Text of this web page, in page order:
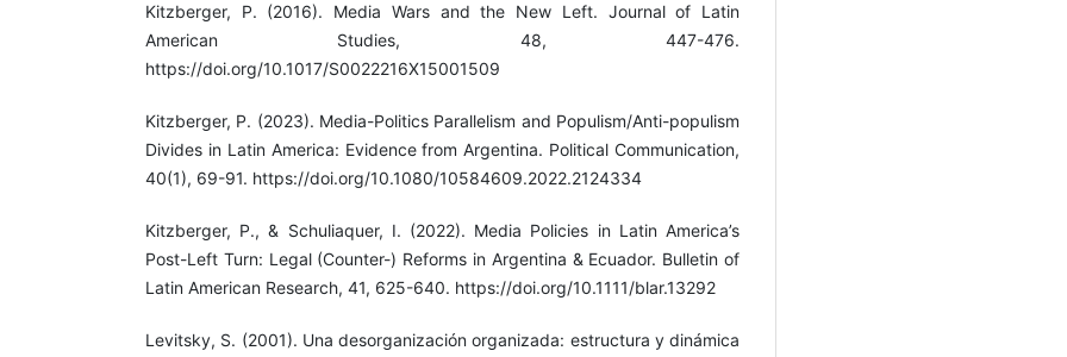
Kitzberger, P. (2016). Media Wars and the New Left. Journal of Latin
American Studies, 48, 447-476.
https://doi.org/10.1017/S0022216X15001509
Kitzberger, P. (2023). Media-Politics Parallelism and Populism/Anti-populism
Divides in Latin America: Evidence from Argentina. Political Communication,
40(1), 69-91. https://doi.org/10.1080/10584609.2022.2124334
Kitzberger, P., & Schuliaquer, I. (2022). Media Policies in Latin America’s
Post-Left Turn: Legal (Counter-) Reforms in Argentina & Ecuador. Bulletin of
Latin American Research, 41, 625-640. https://doi.org/10.1111/blar.13292
Levitsky, S. (2001). Una desorganización organizada: estructura y dinámica